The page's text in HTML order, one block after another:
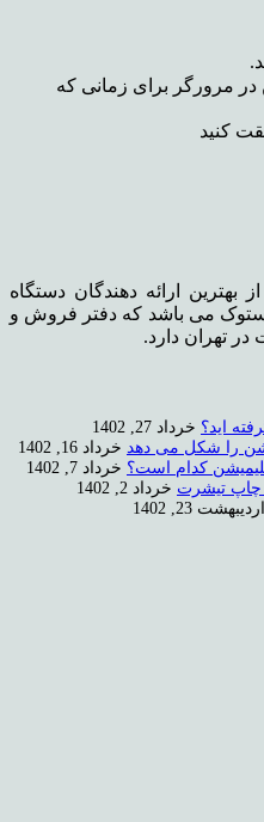
در مرورگر برای زمانی که
کنید
شرکت پارسا پرینت parsaprint.ir از بهترین ارائه دهندگان دستگاه
می باشد که دفتر فروش و
تهران دارد.
اید؟ خرداد 27, 1402
خرداد 16, 1402
کدام است؟ خرداد 7, 1402
چاپ تیشرت خرداد 2, 1402
اردیبهشت 23, 1402